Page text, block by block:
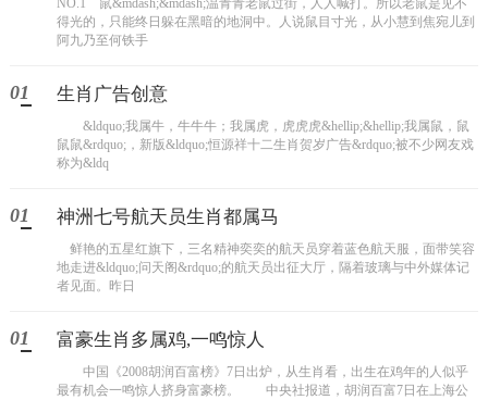
NO.1 鼠&mdash;&mdash;温青青老鼠过街，人人喊打。所以老鼠是见不
得光的，只能终日躲在黑暗的地洞中。人说鼠目寸光，从小慧到焦宛儿到
阿九乃至何铁手
01 生肖广告创意
&ldquo;我属牛，牛牛牛；我属虎，虎虎虎&hellip;&hellip;我属鼠，鼠
鼠鼠&rdquo;，新版&ldquo;恒源祥十二生肖贺岁广告&rdquo;被不少网友戏
称为&ldq
01 神洲七号航天员生肖都属马
鲜艳的五星红旗下，三名精神奕奕的航天员穿着蓝色航天服，面带笑容
地走进&ldquo;问天阁&rdquo;的航天员出征大厅，隔着玻璃与中外媒体记
者见面。昨日
01 富豪生肖多属鸡,一鸣惊人
中国《2008胡润百富榜》7日出炉，从生肖看，出生在鸡年的人似乎
最有机会一鸣惊人挤身富豪榜。 中央社报道，胡润百富7日在上海公